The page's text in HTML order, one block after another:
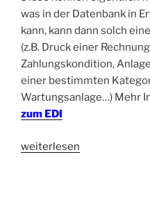
was in der Datenbank in
kann, kann dann solch
(z.B. Druck einer
Zahlungskondition,
einer bestimmten
Wartungsanlage…) Mehr
zum EDI
„Edi
weiterlesen